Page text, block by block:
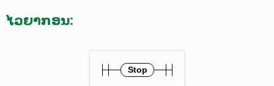
ໄວຍາກອນ: